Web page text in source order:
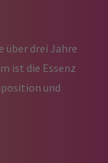
über drei Jahre
ist die Essenz
und